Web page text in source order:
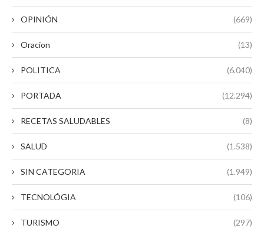
OPINIÓN (669)
Oracion (13)
POLITICA (6.040)
PORTADA (12.294)
RECETAS SALUDABLES (8)
SALUD (1.538)
SIN CATEGORIA (1.949)
TECNOLÓGIA (106)
TURISMO (297)